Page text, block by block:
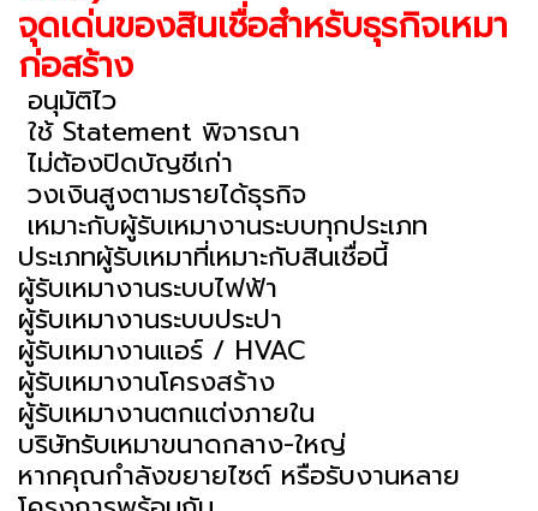
จุดเด่นของสินเชื่อสำหรับธุรกิจเหมา
ก่อสร้าง
อนุมัติไว
ใช้ Statement พิจารณา
ไม่ต้องปิดบัญชีเก่า
วงเงินสูงตามรายได้ธุรกิจ
เหมาะกับผู้รับเหมางานระบบทุกประเภท
ประเภทผู้รับเหมาที่เหมาะกับสินเชื่อนี้
ผู้รับเหมางานระบบไฟฟ้า
ผู้รับเหมางานระบบประปา
ผู้รับเหมางานแอร์ / HVAC
ผู้รับเหมางานโครงสร้าง
ผู้รับเหมางานตกแต่งภายใน
บริษัทรับเหมาขนาดกลาง-ใหญ่
หากคุณกำลังขยายไซต์ หรือรับงานหลาย